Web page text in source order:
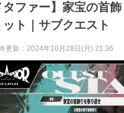
タファー】家宝の首
ット｜サブクエスト
更新：2024年10月28日(月) 21:36